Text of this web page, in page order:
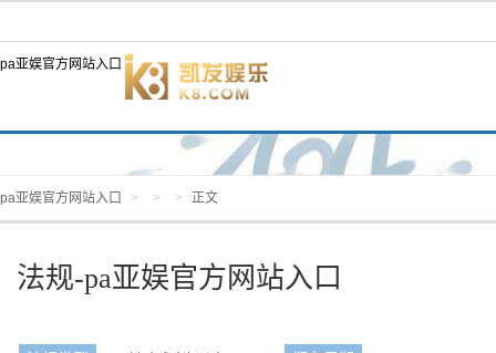
pa亚娱官方网站入口
pa亚娱官方网站入口 > > > 正文
法规-pa亚娱官方网站入口